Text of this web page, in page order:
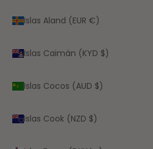
Islas Aland (EUR €)
Islas Caimán (KYD $)
Islas Cocos (AUD $)
Islas Cook (NZD $)